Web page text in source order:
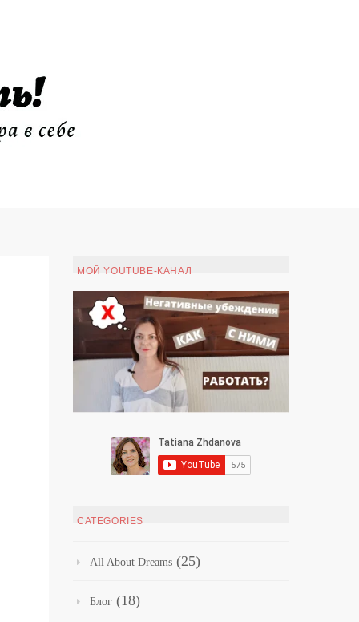
МОЙ YOUTUBE-КАНАЛ
CATEGORIES
All About Dreams (25)
Блог (18)